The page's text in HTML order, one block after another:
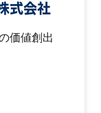
式会社
価値創出